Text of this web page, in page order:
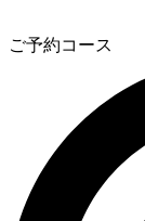
ご予約コース